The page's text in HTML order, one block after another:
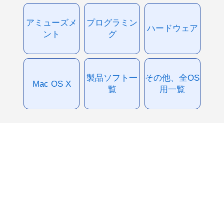
アミューズメ
ント
プログラミン
グ
ハードウェア
Mac OS X
製品ソフト一
覧
その他、全OS
用一覧